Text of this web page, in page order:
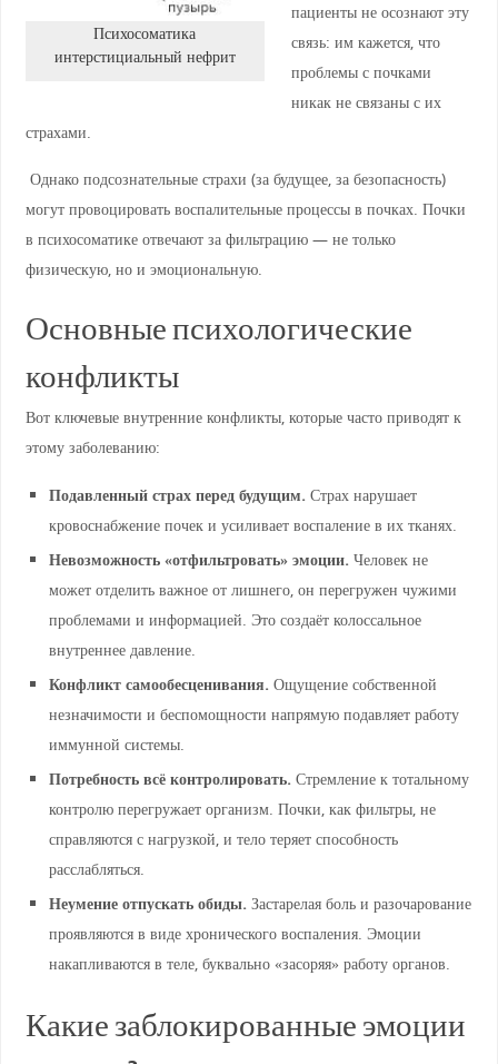
Психосоматика
интерстициальный нефрит
пациенты не осознают эту
связь: им кажется, что
проблемы с почками
никак не связаны с их
страхами.
Однако подсознательные страхи (за будущее, за безопасность)
могут провоцировать воспалительные процессы в почках. Почки
в психосоматике отвечают за фильтрацию — не только
физическую, но и эмоциональную.
Основные психологические
конфликты
Вот ключевые внутренние конфликты, которые часто приводят к
этому заболеванию:
Подавленный страх перед будущим. Страх нарушает
кровоснабжение почек и усиливает воспаление в их тканях.
Невозможность «отфильтровать» эмоции. Человек не
может отделить важное от лишнего, он перегружен чужими
проблемами и информацией. Это создаёт колоссальное
внутреннее давление.
Конфликт самообесценивания. Ощущение собственной
незначимости и беспомощности напрямую подавляет работу
иммунной системы.
Потребность всё контролировать. Стремление к тотальному
контролю перегружает организм. Почки, как фильтры, не
справляются с нагрузкой, и тело теряет способность
расслабляться.
Неумение отпускать обиды. Застарелая боль и разочарование
проявляются в виде хронического воспаления. Эмоции
накапливаются в теле, буквально «засоряя» работу органов.
Какие заблокированные эмоции